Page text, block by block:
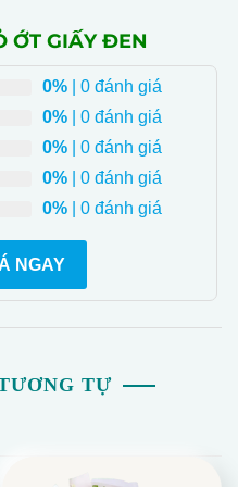
nhất.
hoa hồng đỏ ấn tượng
quyến rũ, tạo nên một
bạn.
Miễn Phí: Để tạo thêm
ấn tượng.
ỚT GIẤY ĐEN
0%| 0 đánh giá
0%| 0 đánh giá
0%| 0 đánh giá
0%| 0 đánh giá
0%| 0 đánh giá
NGAY
TỰ